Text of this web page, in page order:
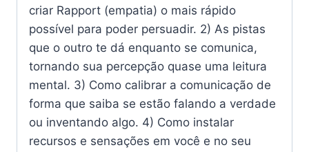
criar Rapport (empatia) o mais rápido
possível para poder persuadir. 2) As pistas
que o outro te dá enquanto se comunica,
tornando sua percepção quase uma leitura
mental. 3) Como calibrar a comunicação de
forma que saiba se estão falando a verdade
ou inventando algo. 4) Como instalar
recursos e sensações em você e no seu